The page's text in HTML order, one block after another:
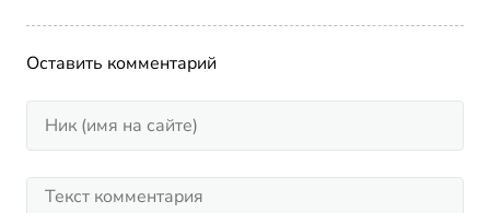
Оставить комментарий